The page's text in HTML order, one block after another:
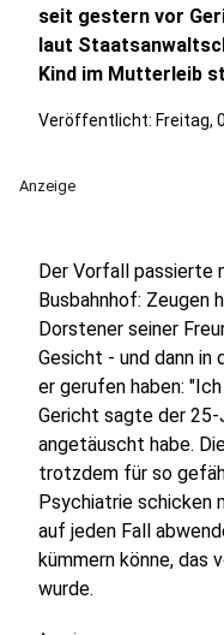
seit gestern vor
laut
Kind im Mutterleib
Veröffentlicht: Freitag,
Anzeige
Der Vorfall passierte
Busbahnhof: Zeugen
Dorstener seiner
Gesicht - und dann in
er gerufen haben:
Gericht sagte der 25-
angetäuscht habe.
trotzdem für so
Psychiatrie schicken
auf jeden Fall
kümmern könne, das
wurde.